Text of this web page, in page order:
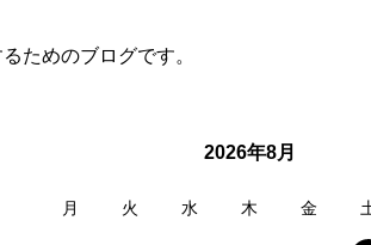
ためのブログです。
2026年8月
月 火 水 木 金